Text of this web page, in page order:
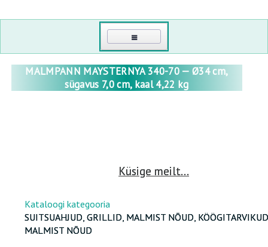
MALMPANN MAYSTERNYA 340-70 — Ø34 cm,
sügavus 7,0 cm, kaal 4,22 kg
PEAMINE
UUENDA SALASÕNA
HULGIMÜÜK
TAIMELAVAD JA KASVUHOONED
POLÜKARBONAAT
KILEKASVUHOONED
SUITSUAHJUD, GRILLID, MALMIST NÕUD, KATLAD, KÖÖGITARVIKUD
SPORT, PUHKUS, MATKAMINE
Küsige meilt...
Kataloogi kategooria
SUITSUAHJUD, GRILLID, MALMIST NÕUD,
MALMIST NÕUD